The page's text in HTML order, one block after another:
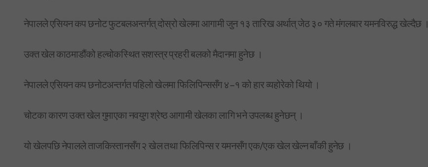
नेपालले एसियन कप छनोट फुटबलअन्तर्गत् दोस्रो खेलमा आगामी जुन १३ तारिख अर्थात् जेठ ३० गते मंगलबार यमनविरुद्ध खेल्दैछ ।
उक्त खेल काठमाडौंको हल्चोकस्थित सशस्त्र प्रहरी बलको मैदानमा हुनेछ ।
नेपालले एसियन कप छनोटअन्तर्गत पहिलो खेलमा फिलिपिन्ससँग ४–१ को हार व्यहोरेको थियो ।
चोटका कारण उक्त खेल गुमाएका नवयुग श्रेष्ठ आगामी खेलका लागि भने उपलब्ध हुनेछन् ।
यो खेलपछि नेपालले ताजकिस्तानसँग २ खेल तथा फिलिपिन्स र यमनसँग एक/एक खेल खेल्न बाँकी हुनेछ ।